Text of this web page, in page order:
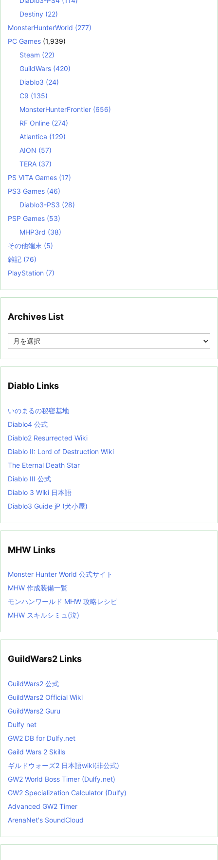
Destiny (22)
MonsterHunterWorld (277)
PC Games (1,939)
Steam (22)
GuildWars (420)
Diablo3 (24)
C9 (135)
MonsterHunterFrontier (656)
RF Online (274)
Atlantica (129)
AION (57)
TERA (37)
PS VITA Games (17)
PS3 Games (46)
Diablo3-PS3 (28)
PSP Games (53)
MHP3rd (38)
その他端末 (5)
雑記 (76)
PlayStation (7)
Archives List
e
i
s
t
Diablo Links
いのまるの秘密基地
Diablo4 公式
Diablo2 Resurrected Wiki
Diablo II: Lord of Destruction Wiki
The Eternal Death Star
Diablo III 公式
Diablo 3 Wiki 日本語
Diablo3 Guide jP (犬小屋)
MHW Links
Monster Hunter World 公式サイト
MHW 作成装備一覧
モンハンワールド MHW 攻略レシピ
MHW スキルシミュ(泣)
GuildWars2 Links
GuildWars2 公式
GuildWars2 Official Wiki
GuildWars2 Guru
Dulfy net
GW2 DB for Dulfy.net
Gaild Wars 2 Skills
ギルドウォーズ2 日本語wiki(非公式)
GW2 World Boss Timer (Dulfy.net)
GW2 Specialization Calculator (Dulfy)
Advanced GW2 Timer
ArenaNet's SoundCloud